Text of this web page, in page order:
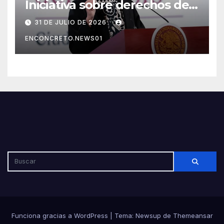
Iniciativa sobre derechos de
las audiencias genera debate
por sus posibles efectos en la
libertad de expresión
31 DE JULIO DE 2026
ENCONCRETO.NEWS01
Funciona gracias a WordPress Tema: Newsup de Themeansar